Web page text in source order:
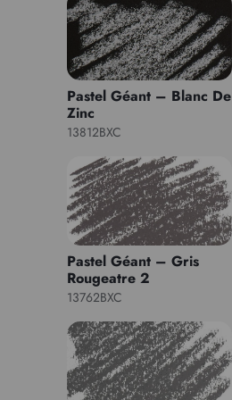
Pastel Géant – Blanc De
Zinc
13812BXC
Pastel Géant – Gris
Rougeatre 2
13762BXC